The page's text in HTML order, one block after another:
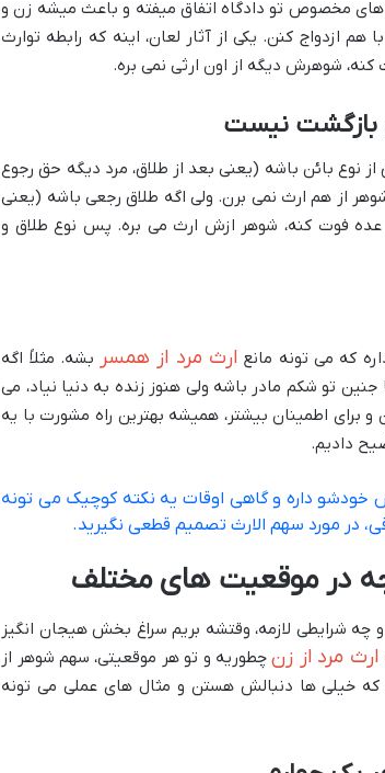
مخصوص تو دادگاه اتفاق میفته و باعث میشه زن و
کنن. یکی از آثار لعان، اینه که رابطه توارث
شوهرش دیگه از اون ارثی نمی بره.
بازگشت نیست
از نوع بائن باشه (یعنی بعد از طلاق، مرد دیگه حق رجوع
از هم ارث نمی برن. ولی اگه طلاق رجعی باشه (یعنی
عده فوت کنه، شوهر ازش ارث می بره. پس نوع طلاق و
که می تونه مانع ارث مرد از همسر بشه. مثلاً اگه
تو شکم مادر باشه ولی هنوز زنده به دنیا نیاد، می
و برای اطمینان بیشتر، همیشه بهترین راه مشورت با یه
دادیم.
خودشو داره و گاهی اوقات یه نکته کوچیک می تونه
مورد سهم الارث تصمیم قطعی نگیرید.
در موقعیت های مختلف
چه شرایطی لازمه، وقتشه بریم سراغ بخش هیجان انگیز
مرد از زنچطوریه و تو هر موقعیتی، سهم شوهر از
خیلی ها دنبالش هستن و مثال های عملی می تونه